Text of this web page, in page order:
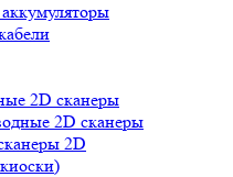
2D сканеры
2D сканеры
2D